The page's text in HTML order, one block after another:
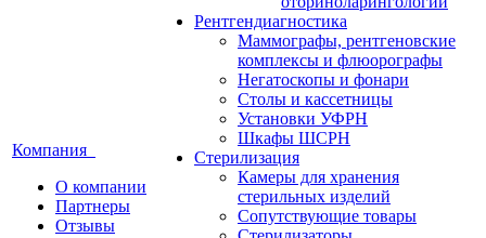
Компания
О компании
Партнеры
Отзывы
Рентгендиагностика
Маммографы, рентгеновские
комплексы и флюорографы
Негатоскопы и фонари
Столы и кассетницы
Установки УФРН
Шкафы ШСРН
Стерилизация
Камеры для хранения
стерильных изделий
Сопутствующие товары